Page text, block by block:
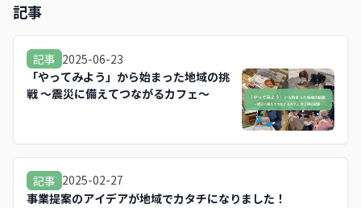
記事
記事 2025-06-23
「やってみよう」から始まった地域の挑
戦 ～震災に備えてつながるカフェ～
記事 2025-02-27
事業提案のアイデアが地域でカタチになりました！